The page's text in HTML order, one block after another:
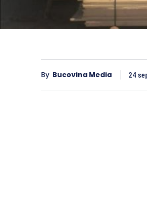
By Bucovina Media 24